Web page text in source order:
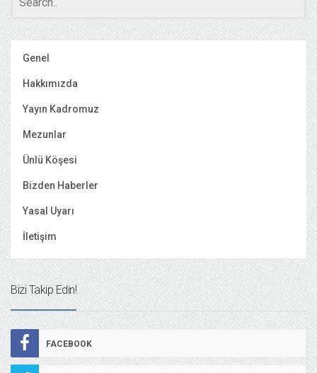
Genel
Hakkımızda
Yayın Kadromuz
Mezunlar
Ünlü Köşesi
Bizden Haberler
Yasal Uyarı
İletişim
Bizi Takip Edin!
FACEBOOK